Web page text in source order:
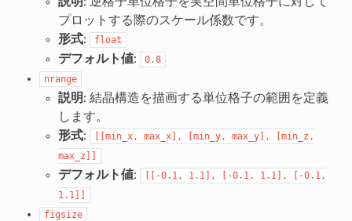
プロットする際のスケール係数です。
形式: float
デフォルト値:
0.8
nrange
説明: 結晶構造を描画する単位格子の範囲を定義
します。
形式: [[min_x, max_x], [min_y, max_y],
[min_z,
max_z]]
デフォルト値: [[-0.1, 1.1], [-0.1, 1.1],
[-0.1,
1.1]]
figsize